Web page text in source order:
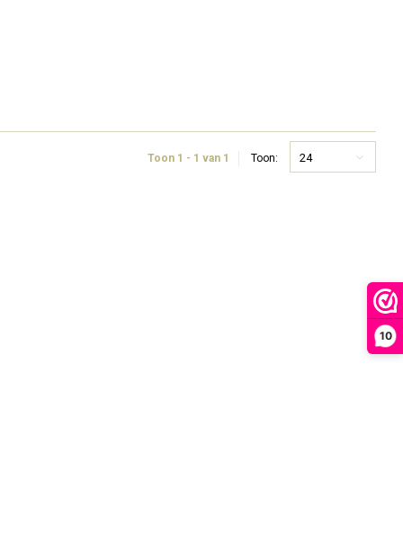
10
Toon 1 - 1 van 1 Toon: 24